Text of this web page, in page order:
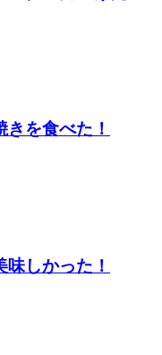
を食べた！
しかった！